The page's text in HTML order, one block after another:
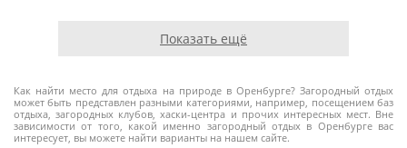
Как найти место для отдыха на природе в Оренбурге? Загородный отдых
может быть представлен разными категориями, например, посещением баз
отдыха, загородных клубов, хаски-центра и прочих интересных мест. Вне
зависимости от того, какой именно загородный отдых в Оренбурге вас
интересует, вы можете найти варианты на нашем сайте.
Показать ещё